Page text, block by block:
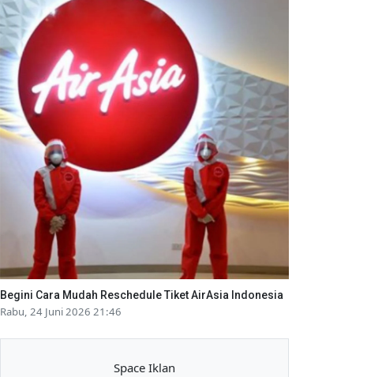
Begini Cara Mudah Reschedule Tiket AirAsia Indonesia
Rabu, 24 Juni 2026 21:46
Space Iklan